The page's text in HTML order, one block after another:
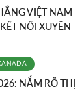
VIỆT NAM
NỐI XUYÊN
NẮM RÕ THỊ